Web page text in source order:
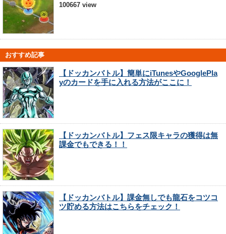
100667 view
おすすめ記事
【ドッカンバトル】簡単にiTunesやGooglePla
yのカードを手に入れる方法がここに！
【ドッカンバトル】フェス限キャラの獲得は無
課金でもできる！！
【ドッカンバトル】課金無しでも龍石をコツコ
ツ貯める方法はこちらをチェック！